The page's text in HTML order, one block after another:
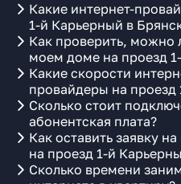
Какие интернет-
1-й Карьерный в
Как проверить, можно
моем доме на проезд
Какие скорости
провайдеры на проезд
Сколько стоит
абонентская плата?
Как оставить заявку
на проезд 1-й
Сколько времени